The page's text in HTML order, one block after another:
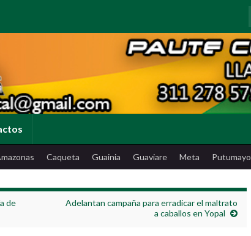
Caqueta Guainia Guaviare Meta Putumayo
de
Adelantan campaña para erradicar el maltrato
a caballos en Yopal